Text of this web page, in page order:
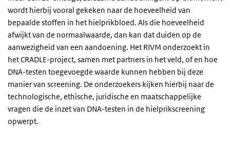
wordt hierbij vooral gekeken naar de hoeveelheid van
bepaalde stoffen in het hielprikbloed. Als die hoeveelheid
afwijkt van de normaalwaarde, dan kan dat duiden op de
aanwezigheid van een aandoening. Het RIVM onderzoekt in
het CRADLE-project, samen met partners in het veld, of en hoe
DNA-testen toegevoegde waarde kunnen hebben bij deze
manier van screening. De onderzoekers kijken hierbij naar de
technologische, ethische, juridische en maatschappelijke
vragen die de inzet van DNA-testen in de hielprikscreening
opwerpt.